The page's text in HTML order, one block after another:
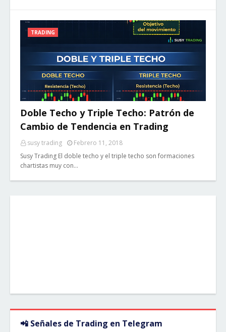
TRADING
Doble Techo y Triple Techo: Patrón de
Cambio de Tendencia en Trading
susy trading
Febrero 11, 2018
Susy Trading El doble techo y el triple techo son formaciones
chartistas muy con…
📲 Señales de Trading en Telegram